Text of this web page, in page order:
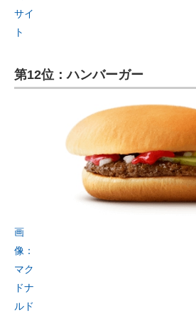
サイ
ト
第12位：ハンバーガー
画
像：
マク
ドナ
ルド